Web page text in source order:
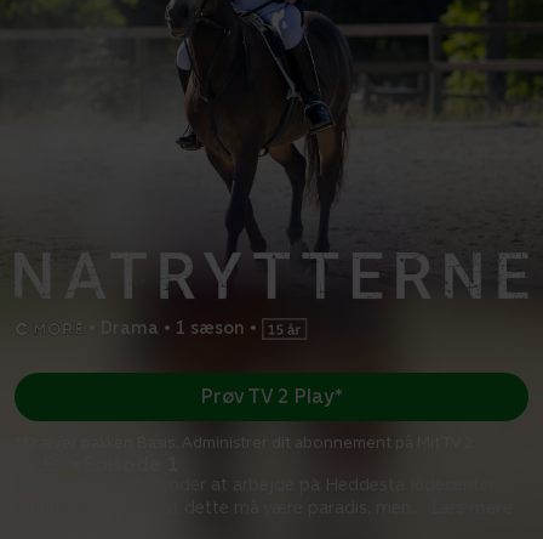
Drama • 1 sæson •
16-årige Molly begynder at arbejde på Heddesta Ridecenter.
Hun tænker først, at dette må være paradis, men
Prøv TV 2 Play*
*Kræver pakken Basis. Administrer dit abonnement på Mit TV 2.